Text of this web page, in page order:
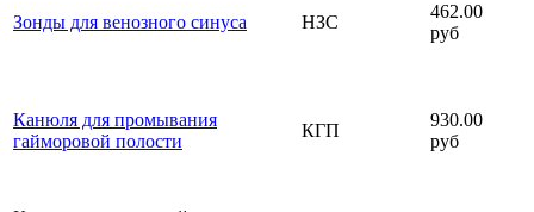
Зонды для венозного синуса НЗС
462.00
руб
Канюля для промывания
гайморовой полости
КГП
930.00
руб